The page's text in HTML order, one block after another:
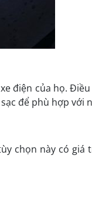
điện của họ.
để phù hợp với
chọn này có